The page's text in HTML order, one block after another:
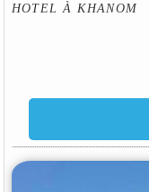
HOTEL À KHANOM